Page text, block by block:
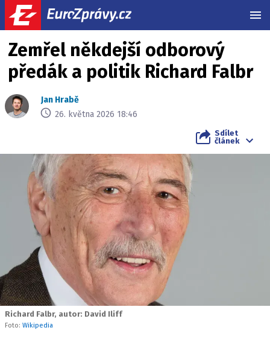
Zemřel někdejší odborový
předák a politik Richard Falbr
Jan Hrabě
26. května 2026 18:46
Sdílet
článek
Richard Falbr, autor: David Iliff
Foto: Wikipedia